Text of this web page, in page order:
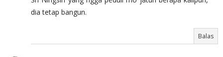
dia tetap bangun.
Balas